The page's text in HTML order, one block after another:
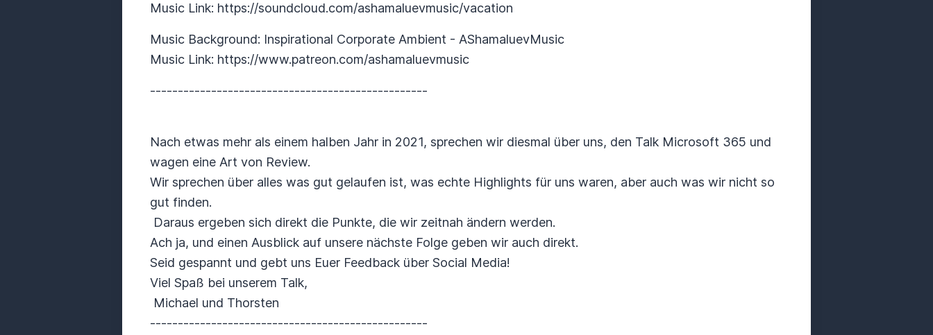
Music Link: https://soundcloud.com/ashamaluevmusic/vacation
Music Background: Inspirational Corporate Ambient - AShamaluevMusic
Music Link: https://www.patreon.com/ashamaluevmusic
--------------------------------------------------
Nach etwas mehr als einem halben Jahr in 2021, sprechen wir diesmal über uns, den Talk Microsoft 365 und
wagen eine Art von Review.
Wir sprechen über alles was gut gelaufen ist, was echte Highlights für uns waren, aber auch was wir nicht so
gut finden.
Daraus ergeben sich direkt die Punkte, die wir zeitnah ändern werden.
Ach ja, und einen Ausblick auf unsere nächste Folge geben wir auch direkt.
Seid gespannt und gebt uns Euer Feedback über Social Media!
Viel Spaß bei unserem Talk,
Michael und Thorsten
--------------------------------------------------